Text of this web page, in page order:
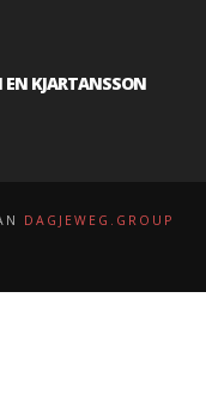
KJARTANSSON
DAGJEWEG.GROUP